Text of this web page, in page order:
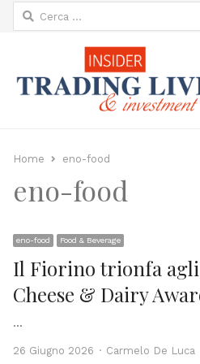
Ricerca
per:
Home eno-food
eno-food
eno-food Food & Beverage
Il Fiorino trionfa
Cheese & Dairy
…
26 Giugno 2026 Author
Carmelo De Luca